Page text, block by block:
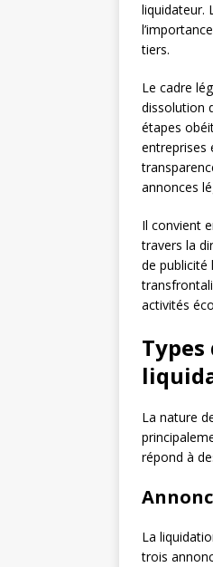
liquidateur.
tiers.
Le cadre
dissolution
étapes
entreprises
annonces
Il convient
travers la
de publicité
activités
Types
La nature
répond à
La
trois